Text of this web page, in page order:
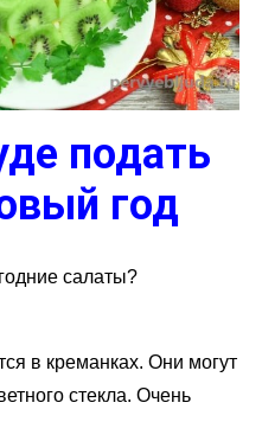
подать
год
салаты?
в креманках. Они могут
стекла. Очень